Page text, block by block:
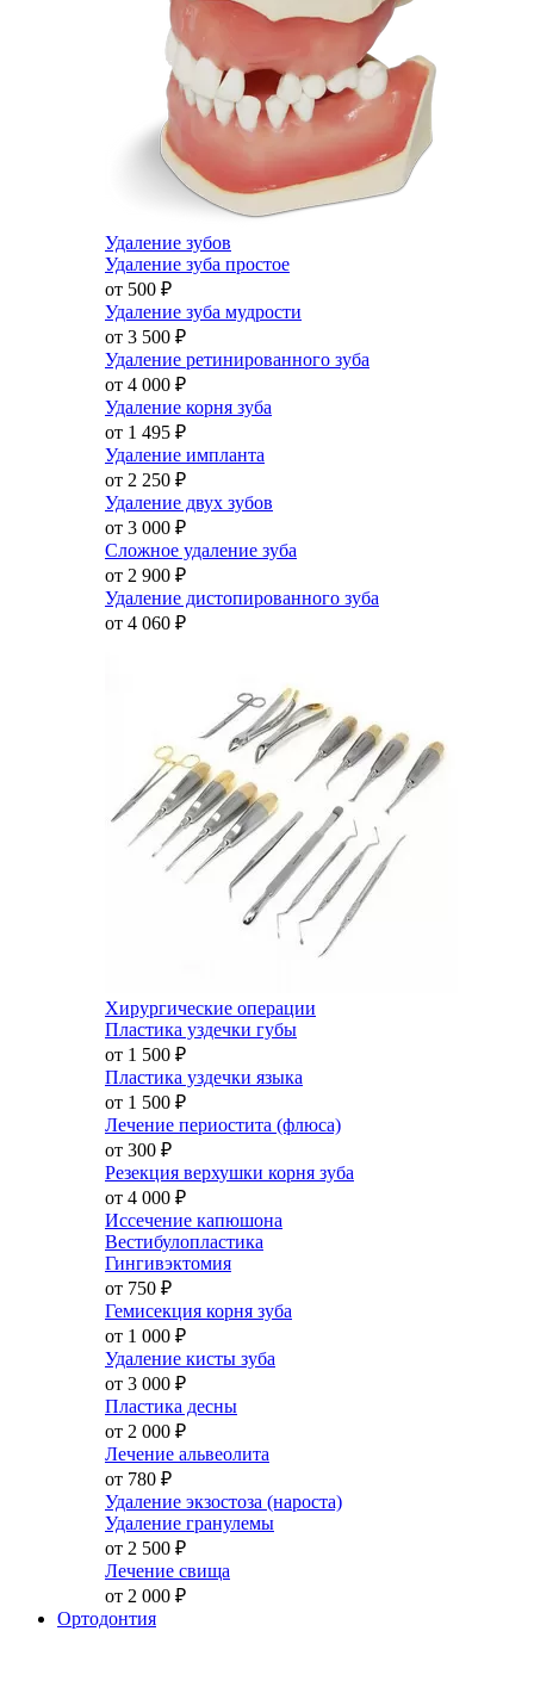
Удаление зубов
Удаление зуба простое
от 500 ₽
Удаление зуба мудрости
от 3 500 ₽
Удаление ретинированного зуба
от 4 000 ₽
Удаление корня зуба
от 1 495 ₽
Удаление импланта
от 2 250 ₽
Удаление двух зубов
от 3 000 ₽
Сложное удаление зуба
от 2 900 ₽
Удаление дистопированного зуба
от 4 060 ₽
Хирургические операции
Пластика уздечки губы
от 1 500 ₽
Пластика уздечки языка
от 1 500 ₽
Лечение периостита (флюса)
от 300 ₽
Резекция верхушки корня зуба
от 4 000 ₽
Иссечение капюшона
Вестибулопластика
Гингивэктомия
от 750 ₽
Гемисекция корня зуба
от 1 000 ₽
Удаление кисты зуба
от 3 000 ₽
Пластика десны
от 2 000 ₽
Лечение альвеолита
от 780 ₽
Удаление экзостоза (нароста)
Удаление гранулемы
от 2 500 ₽
Лечение свища
от 2 000 ₽
Ортодонтия